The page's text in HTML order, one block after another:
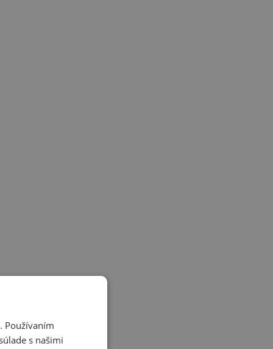
Používaním
s našimi